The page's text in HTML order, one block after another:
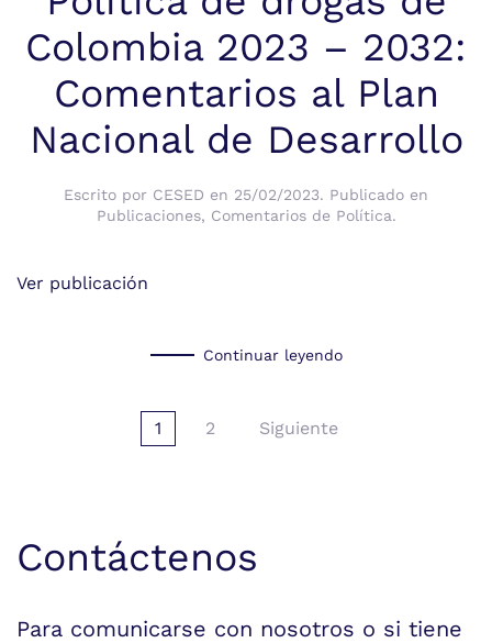
Colombia 2023 – 2032:
Comentarios al Plan
Nacional de Desarrollo
Escrito por CESED en 25/02/2023. Publicado en
Publicaciones, Comentarios de Política.
Ver publicación
Continuar leyendo
1 2 Siguiente
Contáctenos
Para comunicarse con nosotros o si tiene